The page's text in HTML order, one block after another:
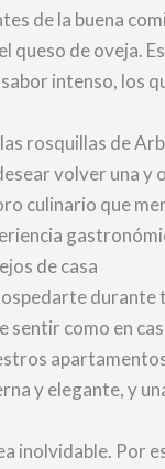
de la buena
queso de oveja.
intenso,
rosquillas de
volver una y
culinario que
de casa
como en
y elegante, y
inolvidable. Por